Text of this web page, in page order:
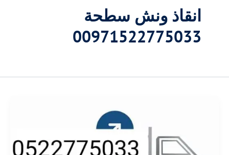
انقاذ ونش سطحة
00971522775033